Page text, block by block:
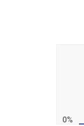
0%